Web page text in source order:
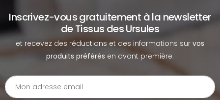
Inscrivez-vous gratuitement à la newsletter
de Tissus des Ursules
et recevez des réductions et des informations sur vos
produits préférés en avant première.